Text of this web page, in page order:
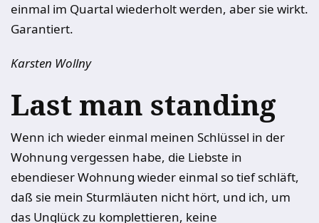
einmal im Quartal wiederholt werden, aber sie wirkt.
Garantiert.
Karsten Wollny
Last man standing
Wenn ich wieder einmal meinen Schlüssel in der
Wohnung vergessen habe, die Liebste in
ebendieser Wohnung wieder einmal so tief schläft,
daß sie mein Sturmläuten nicht hört, und ich, um
das Unglück zu komplettieren, keine